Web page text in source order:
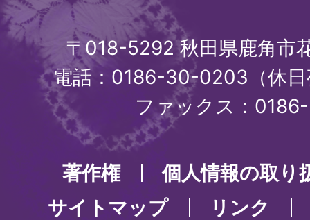
〒018-5292 秋田県鹿角市
電話：0186-30-0203（休
ファックス：
著作権
個人情報の取り
サイトマップ
リンク